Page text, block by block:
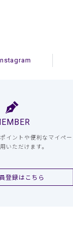
イントや便利なマイペー
いただけます。
登録はこちら